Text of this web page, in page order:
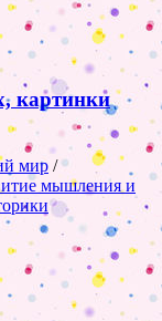
картинки
мир /
мышления и